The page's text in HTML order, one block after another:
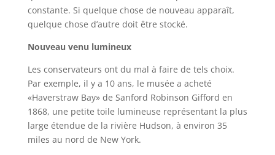
constante. Si quelque chose de nouveau apparaît,
quelque chose d’autre doit être stocké.
Nouveau venu lumineux
Les conservateurs ont du mal à faire de tels choix.
Par exemple, il y a 10 ans, le musée a acheté
«Haverstraw Bay» de Sanford Robinson Gifford en
1868, une petite toile lumineuse représentant la plus
large étendue de la rivière Hudson, à environ 35
miles au nord de New York.